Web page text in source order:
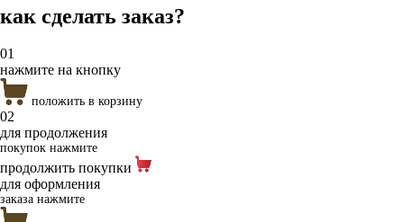
как сделать заказ?
01
нажмите на кнопку
положить в корзину
02
для продолжения
покупок нажмите
продолжить покупки
для оформления
заказа нажмите